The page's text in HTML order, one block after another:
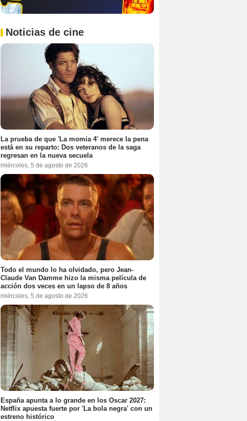
Noticias de cine
La prueba de que 'La momia 4' merece la pena
está en su reparto: Dos veteranos de la saga
regresan en la nueva secuela
miércoles, 5 de agosto de 2026
Todo el mundo lo ha olvidado, pero Jean-
Claude Van Damme hizo la misma película de
acción dos veces en un lapso de 8 años
miércoles, 5 de agosto de 2026
España apunta a lo grande en los Oscar 2027:
Netflix apuesta fuerte por 'La bola negra' con un
estreno histórico